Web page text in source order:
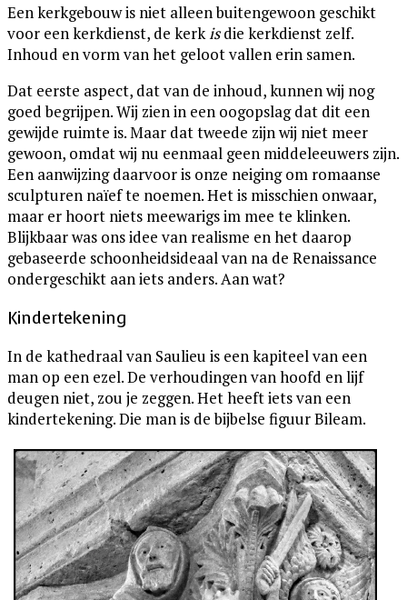
Een kerkgebouw is niet alleen buitengewoon geschikt
voor een kerkdienst, de kerkisdie kerkdienst zelf.
Inhoud en vorm van het geloot vallen erin samen.
Dat eerste aspect, dat van de inhoud, kunnen wij nog
goed begrijpen. Wij zien in een oogopslag dat dit een
gewijde ruimte is. Maar dat tweede zijn wij niet meer
gewoon, omdat wij nu eenmaal geen middeleeuwers zijn.
Een aanwijzing daarvoor is onze neiging om romaanse
sculpturen naïef te noemen. Het is misschien onwaar,
maar er hoort niets meewarigs im mee te klinken.
Blijkbaar was ons idee van realisme en het daarop
gebaseerde schoonheidsideaal van na de Renaissance
ondergeschikt aan iets anders. Aan wat?
Kindertekening
In de kathedraal van Saulieu is een kapiteel van een
man op een ezel. De verhoudingen van hoofd en lijf
deugen niet, zou je zeggen. Het heeft iets van een
kindertekening. Die man is de bijbelse figuur Bileam.